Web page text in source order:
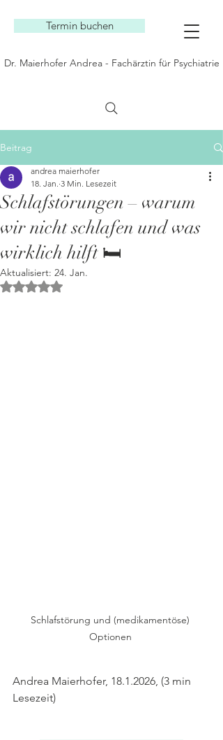
Dr. Maierhofer Andrea - Fachärztin für Psychiatrie
Termin buchen
Beitrag
Schlafstörungen – warum
wir nicht schlafen und was
wirklich hilft 🛏️
andrea maierhofer
18. Jan. 3 Min. Lesezeit
Aktualisiert: 24. Jan.
Mit NaN von 5 Sternen bewertet.
Schlafstörung und (medikamentöse)
Optionen
Andrea Maierhofer, 18.1.2026, (3 min
Lesezeit)